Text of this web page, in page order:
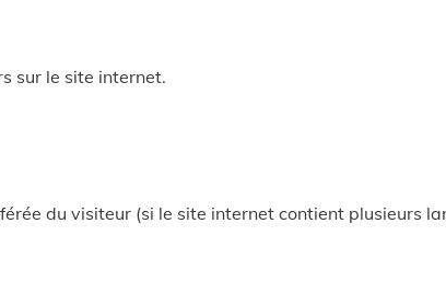
sur le site internet.
du visiteur (si le site internet contient plusieurs